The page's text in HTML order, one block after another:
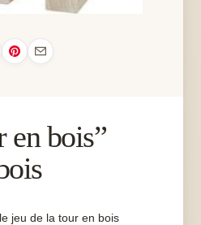
en bois”
jeu de la tour en bois